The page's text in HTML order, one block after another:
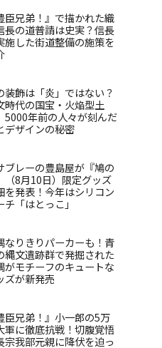
臣兄弟！』で描かれた織
長の道普請は史実？信長
施した街道整備の施策を
装飾は「炎」ではない？
時代の国宝・火焔型土
5000年前の人々が刻んだ
デザインの秘密
ブレーの豊島屋が『鳩の
（8月10日）限定グッズ
を発表！今年はシリコン
チ「はとっこ」
なりきりパーカーも！青
縄文遺跡群で発掘された
がモチーフのキュートな
ズが新発売
臣兄弟！』小一郎の5万
軍に徹底抗戦！切腹覚悟
宗我部元親に降伏を迫っ